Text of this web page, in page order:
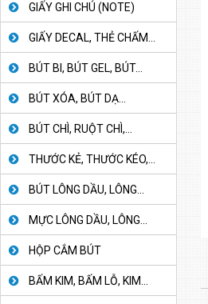
GIẤY GHI CHÚ (NOTE)
GIẤY DECAL, THẺ CHẤM...
BÚT BI, BÚT GEL, BÚT...
BÚT XÓA, BÚT DẠ...
BÚT CHÌ, RUỘT CHÌ,...
THƯỚC KẺ, THƯỚC KÉO,...
BÚT LÔNG DẦU, LÔNG...
MỰC LÔNG DẦU, LÔNG...
HỘP CẮM BÚT
BẤM KIM, BẤM LỖ, KIM...